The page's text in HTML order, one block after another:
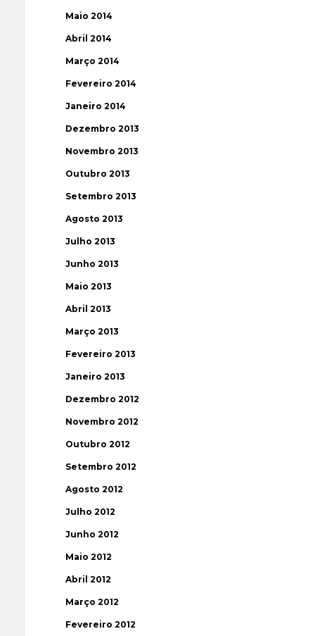
Maio 2014
Abril 2014
Março 2014
Fevereiro 2014
Janeiro 2014
Dezembro 2013
Novembro 2013
Outubro 2013
Setembro 2013
Agosto 2013
Julho 2013
Junho 2013
Maio 2013
Abril 2013
Março 2013
Fevereiro 2013
Janeiro 2013
Dezembro 2012
Novembro 2012
Outubro 2012
Setembro 2012
Agosto 2012
Julho 2012
Junho 2012
Maio 2012
Abril 2012
Março 2012
Fevereiro 2012